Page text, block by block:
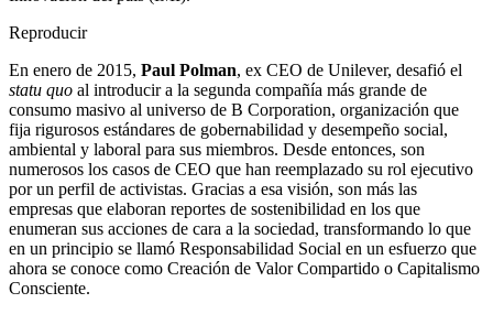
Reproducir
En enero de 2015, Paul Polman, ex CEO de Unilever, desafió el
statu quo al introducir a la segunda compañía más grande de
consumo masivo al universo de B Corporation, organización que
fija rigurosos estándares de gobernabilidad y desempeño social,
ambiental y laboral para sus miembros. Desde entonces, son
numerosos los casos de CEO que han reemplazado su rol ejecutivo
por un perfil de activistas. Gracias a esa visión, son más las
empresas que elaboran reportes de sostenibilidad en los que
enumeran sus acciones de cara a la sociedad, transformando lo que
en un principio se llamó Responsabilidad Social en un esfuerzo que
ahora se conoce como Creación de Valor Compartido o Capitalismo
Consciente.